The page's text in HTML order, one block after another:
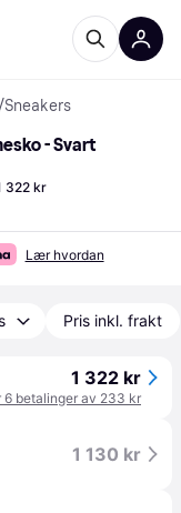
/Sneakers
- Svart
322 kr
Lær hvordan
Pris inkl. frakt
1 322 kr
6 betalinger av 233 kr
1 130 kr